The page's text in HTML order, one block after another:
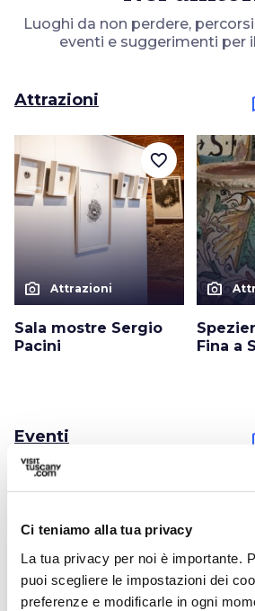
Ci teniamo alla tua privacy
La tua privacy per noi è importante.
puoi scegliere le impostazioni dei
preferenze e modificarle in ogni
Luoghi da non perdere,
eventi e suggerimenti per
Attrazioni
photo_camera Attrazioni
Sala mostre Sergio
Pacini
favorite_border
photo_camera
Fina a
Eventi
favorite_border